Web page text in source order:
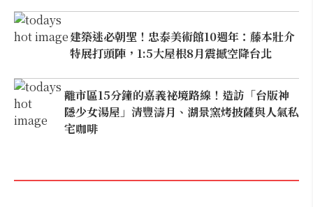
建築迷必朝聖！忠泰美術館10週年：藤本壯介
特展打頭陣，1:5大屋根8月震撼空降台北
離市區15分鐘的嘉義祕境路線！造訪「台版神
隱少女湯屋」清豐濤月、湖景窯烤披薩與人氣私
宅咖啡